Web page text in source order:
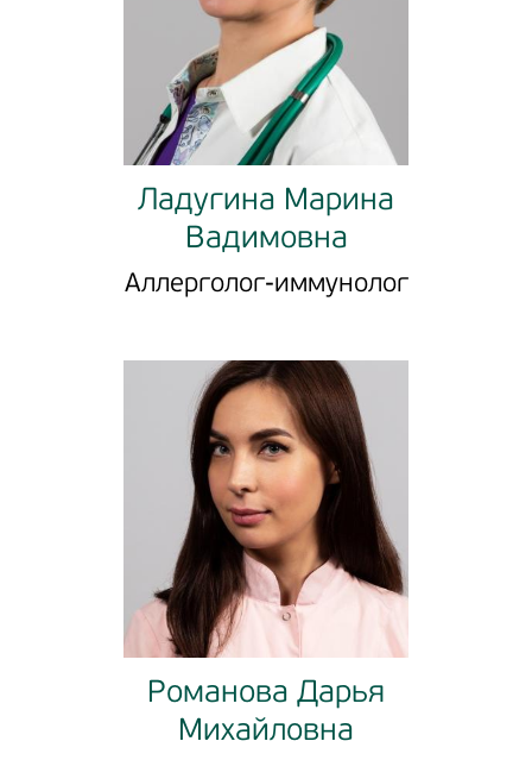
Ладугина Марина
Вадимовна
Аллерголог-иммунолог
Романова Дарья
Михайловна